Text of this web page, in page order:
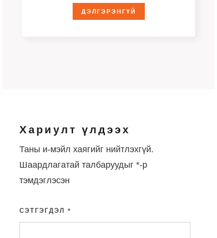
хөгжлийн
ДЭЛГЭРЭНГҮЙ
Хариулт үлдээх
Таны и-мэйл хаягийг нийтлэхгүй.
Шаардлагатай талбаруудыг *-р
тэмдэглэсэн
СЭТГЭГДЭЛ *